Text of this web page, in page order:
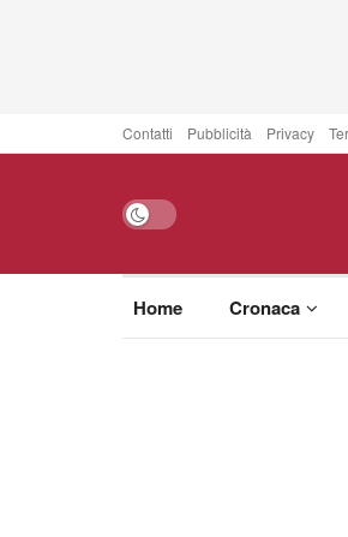
Contatti Pubblicità Privacy
Home Cronaca